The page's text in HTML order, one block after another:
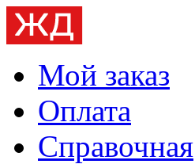
Мой заказ
Оплата
Справочная